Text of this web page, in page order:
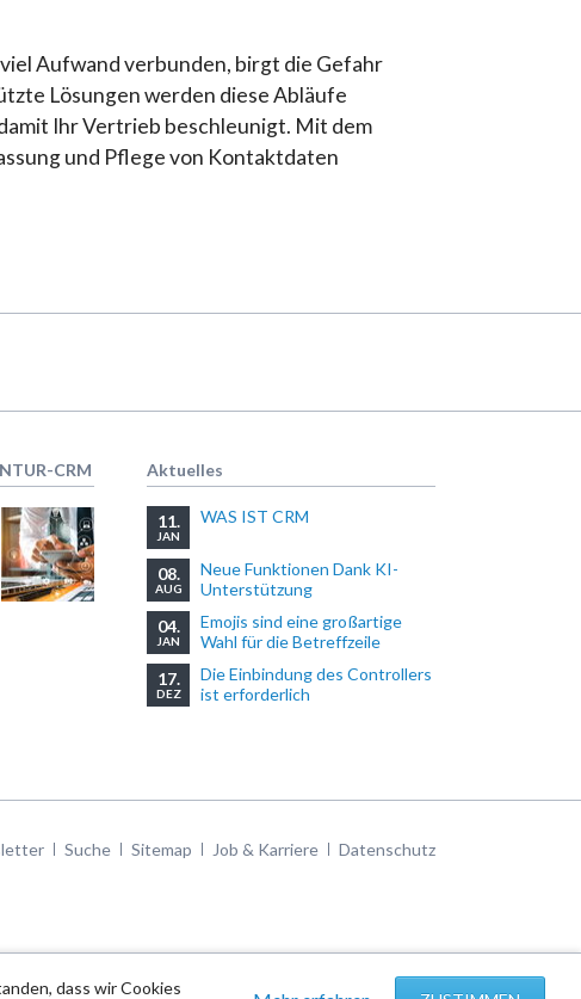
dass wir Cookies
Aufwand verbunden, birgt die Gefahr
Lösungen werden diese Abläufe
Ihr Vertrieb beschleunigt. Mit dem
und Pflege von Kontaktdaten
CRM Aktuelles
11.
JAN
WAS IST CRM
08.
AUG
Neue Funktionen Dank KI-
Unterstützung
04.
JAN
Emojis sind eine großartige
Wahl für die Betreffzeile
17.
DEZ
Die Einbindung des Controllers
ist erforderlich
Suche Sitemap Job & Karriere Datenschutz